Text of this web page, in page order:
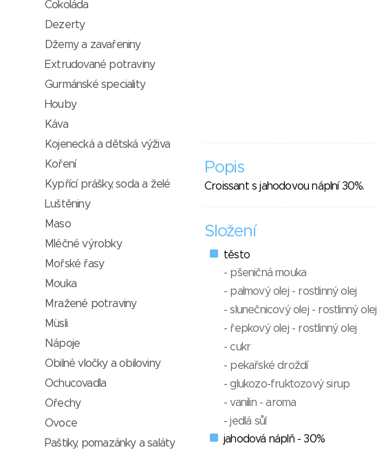
Popis
Croissant s jahodovou náplní 30%.
Složení
těsto
- pšeničná mouka
- palmový olej - rostlinný olej
- slunečnicový olej - rostlinný olej
- řepkový olej - rostlinný olej
- cukr
- pekařské droždí
- glukozo-fruktozový sirup
- vanilin - aroma
- jedlá sůl
jahodová náplň - 30%
Čokoláda
Dezerty
Džemy a zavařeniny
Extrudované potraviny
Gurmánské speciality
Houby
Káva
Kojenecká a dětská výživa
Koření
Kypřící prášky, soda a želé
Luštěniny
Maso
Mléčné výrobky
Mořské řasy
Mouka
Mražené potraviny
Müsli
Nápoje
Obilné vločky a obiloviny
Ochucovadla
Ořechy
Ovoce
Paštiky, pomazánky a saláty